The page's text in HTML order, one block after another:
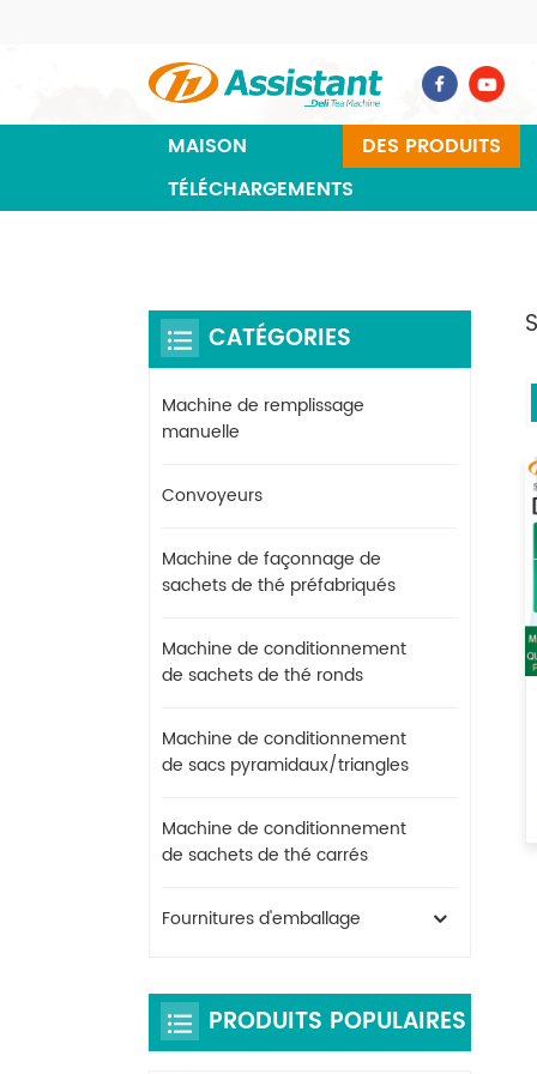
MAISON DES PRODUITS
TÉLÉCHARGEMENTS
CATÉGORIES
Machine de remplissage
manuelle
Convoyeurs
Machine de façonnage de
sachets de thé préfabriqués
Machine de conditionnement
de sachets de thé ronds
Machine de conditionnement
de sacs pyramidaux/triangles
Machine de conditionnement
de sachets de thé carrés
Fournitures d'emballage
PRODUITS POPULAIRES